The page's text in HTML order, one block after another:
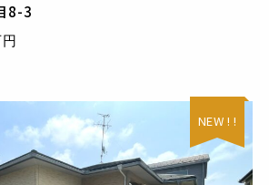
8-3
NEW ! !